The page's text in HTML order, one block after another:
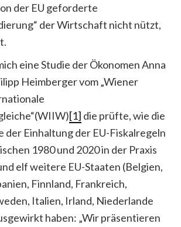
der EU geforderte
der Wirtschaft nicht nützt,
eine Studie der Ökonomen Anna
Heimberger vom „Wiener
[1] die prüfte, wie die
der Einhaltung der EU-Fiskalregeln
1980 und 2020 in der Praxis
elf weitere EU-Staaten (Belgien,
Finnland, Frankreich,
Italien, Irland, Niederlande
haben: „Wir präsentieren